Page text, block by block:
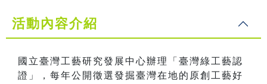
活動內容介紹
國立臺灣工藝研究發展中心辦理「臺灣綠工藝認
證」，每年公開徵選發掘臺灣在地的原創工藝好